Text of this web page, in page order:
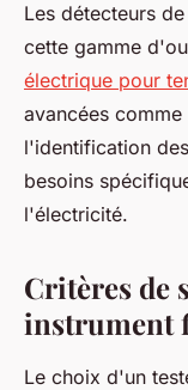
Les détecteurs
cette gamme
électrique pour
avancées
l'identification
besoins
l'électricité.
Critères de
instrument
Le choix d'un